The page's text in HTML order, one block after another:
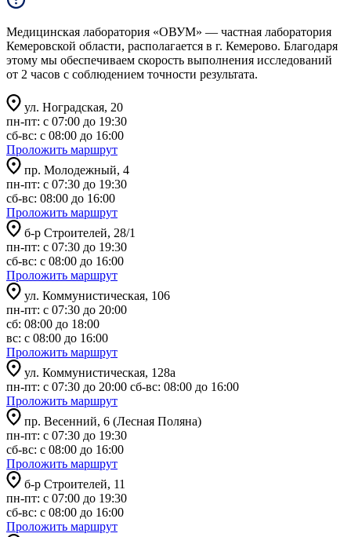
Медицинская лаборатория «ОВУМ» — частная лаборатория
Кемеровской области, располагается в г. Кемерово. Благодаря
этому мы обеспечиваем скорость выполнения исследований
от 2 часов с соблюдением точности результата.
ул. Ноградская, 20
пн-пт: с 07:00 до 19:30
сб-вс: с 08:00 до 16:00
Проложить маршрут
пр. Молодежный, 4
пн-пт: с 07:30 до 19:30
сб-вс: 08:00 до 16:00
Проложить маршрут
б-р Строителей, 28/1
пн-пт: с 07:30 до 19:30
сб-вс: с 08:00 до 16:00
Проложить маршрут
ул. Коммунистическая, 106
пн-пт: с 07:30 до 20:00
сб: 08:00 до 18:00
вс: с 08:00 до 16:00
Проложить маршрут
ул. Коммунистическая, 128а
пн-пт: с 07:30 до 20:00 сб-вс: 08:00 до 16:00
Проложить маршрут
пр. Весенний, 6 (Лесная Поляна)
пн-пт: с 07:30 до 19:30
сб-вс: с 08:00 до 16:00
Проложить маршрут
б-р Строителей, 11
пн-пт: с 07:00 до 19:30
сб-вс: с 08:00 до 16:00
Проложить маршрут